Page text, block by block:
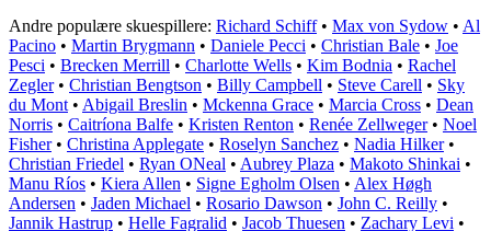
Andre populære skuespillere: Richard Schiff• Max von Sydow • Al
Pacino • Martin Brygmann • Daniele Pecci • Christian Bale • Joe
Pesci • Brecken Merrill • Charlotte Wells • Kim Bodnia • Rachel
Zegler• Christian Bengtson • Billy Campbell • Steve Carell • Sky
du Mont • Abigail Breslin • Mckenna Grace • Marcia Cross • Dean
Norris • Caitríona Balfe • Kristen Renton • Renée Zellweger• Noel
Fisher• Christina Applegate • Roselyn Sanchez • Nadia Hilker•
Christian Friedel • Ryan ONeal • Aubrey Plaza • Makoto Shinkai •
Manu Ríos • Kiera Allen • Signe Egholm Olsen • Alex Høgh
Andersen • Jaden Michael • Rosario Dawson • John C. Reilly •
Jannik Hastrup • Helle Fagralid • Jacob Thuesen • Zachary Levi •